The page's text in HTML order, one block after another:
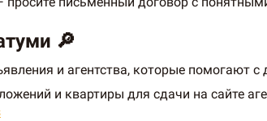
🔎
и агентства, которые помогают
и квартиры для сдачи на сайте